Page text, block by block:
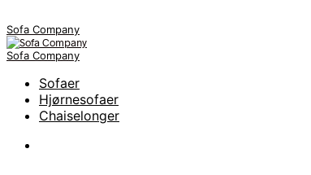
Sofa Company
Sofa Company
Sofaer
Hjørnesofaer
Chaiselonger